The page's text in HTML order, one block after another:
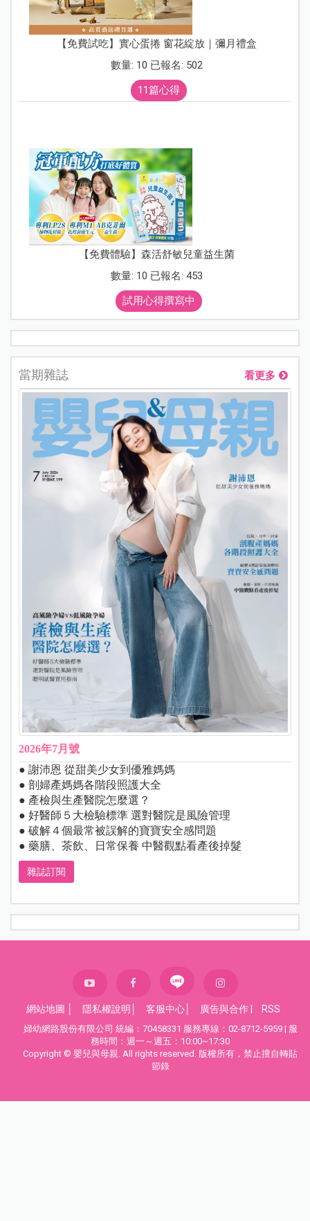
【免費試吃】實心蛋捲 窗花綻放｜彌月禮盒
數量: 10 已報名: 502
11篇心得
【免費體驗】森活舒敏兒童益生菌
數量: 10 已報名: 453
試用心得撰寫中
當期雜誌 看更多
2026年7月號
● 謝沛恩 從甜美少女到優雅媽媽
● 剖婦產媽媽各階段照護大全
● 產檢與生產醫院怎麼選？
● 好醫師５大檢驗標準 選對醫院是風險管理
● 破解４個最常被誤解的寶寶安全感問題
● 藥膳、茶飲、日常保養 中醫觀點看產後掉髮
雜誌訂閱
網站地圖 隱私權說明 客服中心 廣告與合作 RSS
婦幼網路股份有限公司 統編：70458331 服務專線：02-8712-5959 | 服
務時間：週一～週五：10:00~17:30
Copyright © 嬰兒與母親. All rights reserved. 版權所有，禁止擅自轉貼
節錄